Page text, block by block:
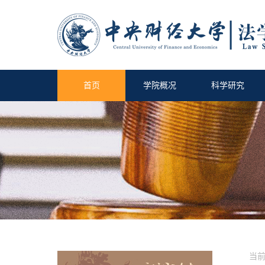
首页 学院概况 科学研究
当